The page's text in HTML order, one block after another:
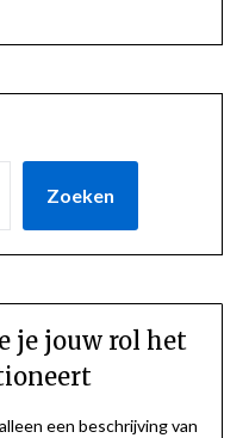
Zoeken
je jouw rol het
een beschrijving van